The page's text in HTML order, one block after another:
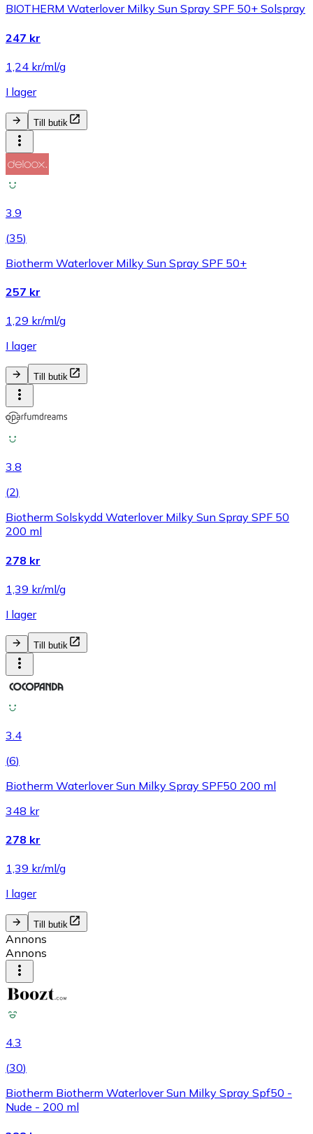
BIOTHERM Waterlover Milky Sun Spray SPF 50+ Solspray
247 kr
1,24 kr/ml/g
I lager
Till butik
3.9
(35)
Biotherm Waterlover Milky Sun Spray SPF 50+
257 kr
1,29 kr/ml/g
I lager
Till butik
3.8
(2)
Biotherm Solskydd Waterlover Milky Sun Spray SPF 50
200 ml
278 kr
1,39 kr/ml/g
I lager
Till butik
3.4
(6)
Biotherm Waterlover Sun Milky Spray SPF50 200 ml
348 kr
278 kr
1,39 kr/ml/g
I lager
Till butik
Annons
Annons
4.3
(30)
Biotherm Biotherm Waterlover Sun Milky Spray Spf50 -
Nude - 200 ml